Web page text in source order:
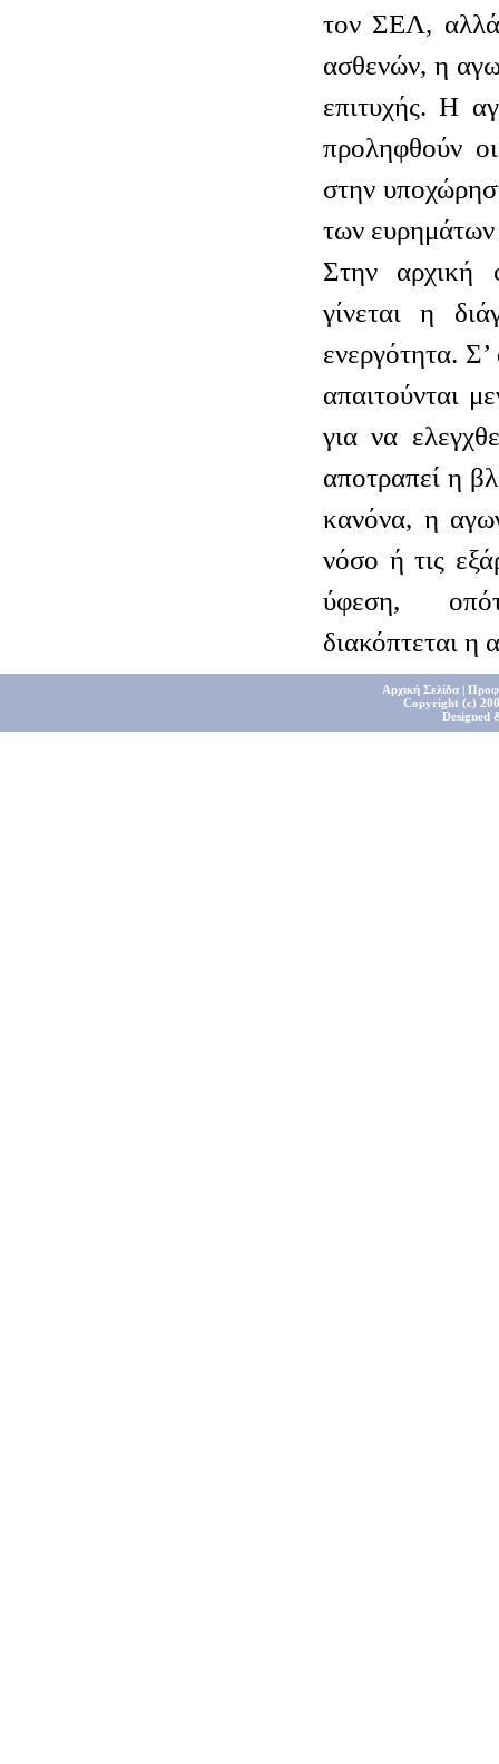
τον ΣΕΛ, αλλά
ασθενών, η
επιτυχής. Η
προληφθούν
στην
των
Στην αρχική
γίνεται η
ενεργότητα.
απαιτούνται
για να
αποτραπεί η
κανόνα, η
νόσο ή τις
ύφεση,
διακόπτεται η
Αρχική Σελίδα|
Copyright (c)
Designed